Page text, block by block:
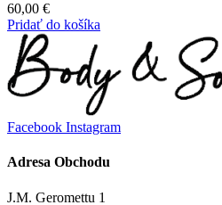
60,00 €
Pridať do košíka
Facebook Instagram
Adresa Obchodu
J.M. Geromettu 1